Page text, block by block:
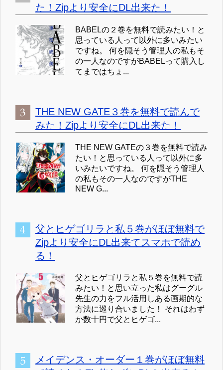
た！Zipより安全にDL出来た！
BABELの２巻を無料で読みたい！と
思っている人って以外に多いみたい
ですね。 何を隠そう管理人の私もそ
の一人なのですがBABELって購入し
てまではちょ...
THE NEW GATE３巻を無料で読んで
みた！Zipより安全にDL出来た！
THE NEW GATEの３巻を無料で読み
たい！と思っている人って以外に多
いみたいですね。 何を隠そう管理人
の私もその一人なのですがTHE
NEW G...
父とヒゲゴリラと私５巻がほぼ無料で
Zipより安全にDL出来てスマホで読め
る！
父とヒゲゴリラと私５巻を無料で読
みたい！と思い立った私はグーグル
先生の力をフル活用しある画期的な
方法に巡り合いました！ それはわず
か数十円で父とヒゲゴ...
メイデンス・オーダー１巻がほぼ無料